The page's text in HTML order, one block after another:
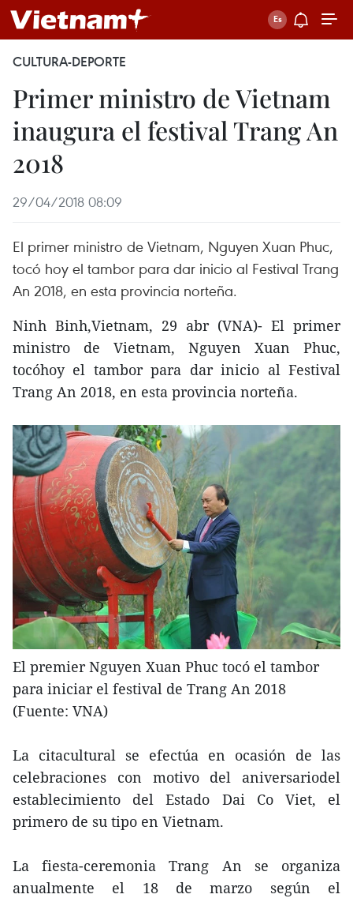
CULTURA-DEPORTE
Primer ministro de Vietnam
inaugura el festival Trang An
2018
29/04/2018 08:09
El primer ministro de Vietnam, Nguyen Xuan Phuc,
tocó hoy el tambor para dar inicio al Festival Trang
An 2018, en esta provincia norteña.
Ninh Binh,Vietnam, 29 abr (VNA)- El primer
ministro de Vietnam, Nguyen Xuan Phuc,
tocóhoy el tambor para dar inicio al Festival
Trang An 2018, en esta provincia norteña.
El premier Nguyen Xuan Phuc tocó el tambor
para iniciar el festival de Trang An 2018
(Fuente: VNA)
La citacultural se efectúa en ocasión de las
celebraciones con motivo del aniversariodel
establecimiento del Estado Dai Co Viet, el
primero de su tipo en Vietnam.
La fiesta-ceremonia Trang An se organiza
anualmente el 18 de marzo según el